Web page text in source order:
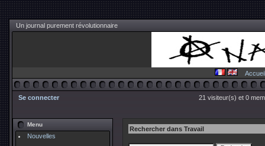
Un journal purement révolutionnaire
Accueil
Se connecter 21 visiteur(s) et 0
Menu
Nouvelles
Rechercher dans Travail